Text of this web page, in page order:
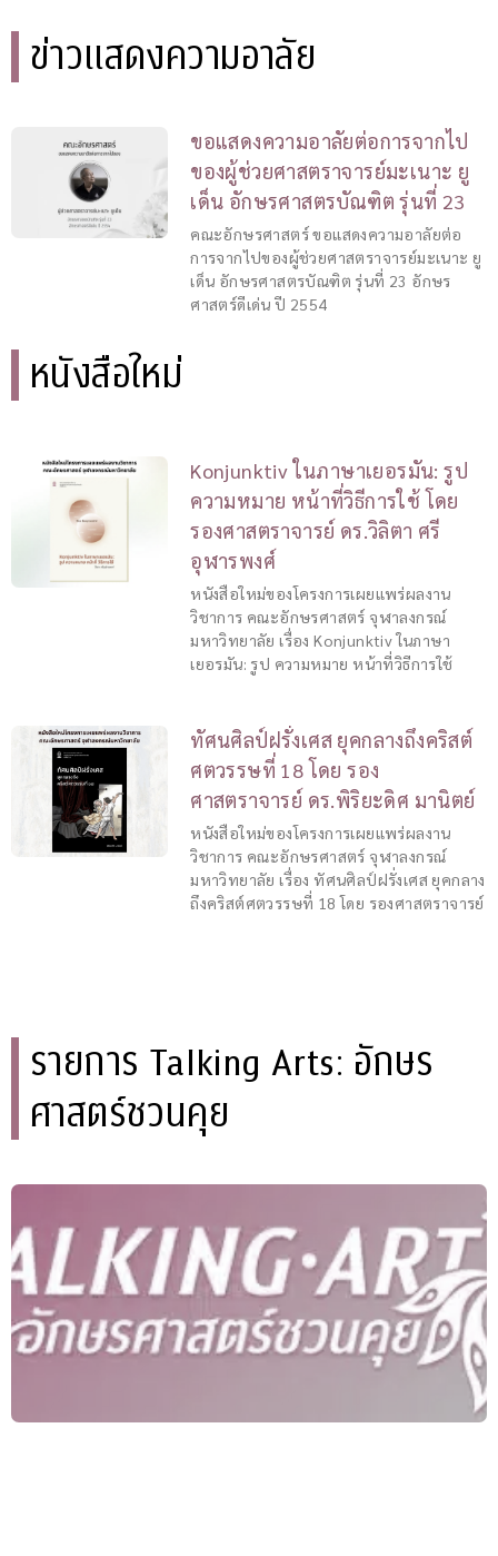
ข่าวแสดงความอาลัย
ขอแสดงความอาลัยต่อการจากไป
ของผู้ช่วยศาสตราจารย์มะเนาะ ยู
เด็น อักษรศาสตรบัณฑิต รุ่นที่ 23
คณะอักษรศาสตร์ ขอแสดงความอาลัยต่อ
การจากไปของผู้ช่วยศาสตราจารย์มะเนาะ ยู
เด็น อักษรศาสตรบัณฑิต รุ่นที่ 23 อักษร
ศาสตร์ดีเด่น ปี 2554
หนังสือใหม่
Konjunktiv ในภาษาเยอรมัน: รูป
ความหมาย หน้าที่วิธีการใช้ โดย
รองศาสตราจารย์ ดร.วิลิตา ศรี
อุฬารพงศ์
หนังสือใหม่ของโครงการเผยแพร่ผลงาน
วิชาการ คณะอักษรศาสตร์ จุฬาลงกรณ์
มหาวิทยาลัย เรื่อง Konjunktiv ในภาษา
เยอรมัน: รูป ความหมาย หน้าที่วิธีการใช้
ทัศนศิลป์ฝรั่งเศส ยุคกลางถึงคริสต์
ศตวรรษที่ 18 โดย รอง
ศาสตราจารย์ ดร.พิริยะดิศ มานิตย์
หนังสือใหม่ของโครงการเผยแพร่ผลงาน
วิชาการ คณะอักษรศาสตร์ จุฬาลงกรณ์
มหาวิทยาลัย เรื่อง ทัศนศิลป์ฝรั่งเศส ยุคกลาง
ถึงคริสต์ศตวรรษที่ 18 โดย รองศาสตราจารย์
รายการ Talking Arts: อักษร
ศาสตร์ชวนคุย